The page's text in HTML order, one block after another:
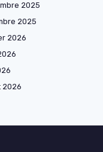
2025
2025
2026
2026